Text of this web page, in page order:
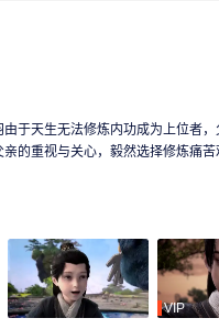
于天生无法修炼内功成为上位者
的重视与关心，毅然选择修炼痛
。他不再是鱼，而是龙！九天之顶
VIP